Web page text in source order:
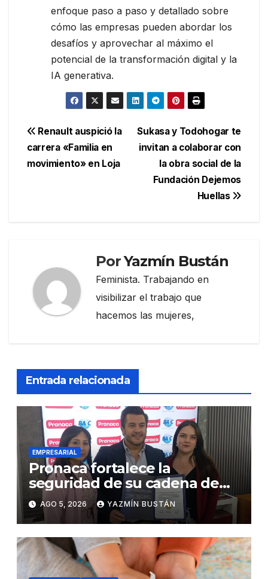
enfoque paso a paso y detallado sobre
cómo las empresas pueden abordar los
desafíos y aprovechar al máximo el
potencial de la transformación digital y la
IA generativa.
Navegación
de
Sukasa y Todohogar te
invitan a colaborar con
la obra social de la
Fundación Dejemos
Huellas
Renault auspició la
carrera «Familia en
movimiento» en Loja
PorYazmín Bustán
Feminista. Trabajando en
visibilizar el trabajo que
hacemos las mujeres,
Entrada relacionada
EMPRESARIAL
Pronaca fortalece la
seguridad de su cadena de
suministro con certificación
BASC en dos plantas
AGO 5, 2026 YAZMÍN BUSTÁN